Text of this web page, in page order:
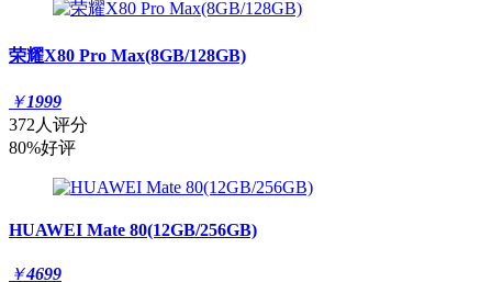
荣耀X80 Pro Max(8GB/128GB)
￥1999
372人评分
80%好评
HUAWEI Mate 80(12GB/256GB)
￥4699